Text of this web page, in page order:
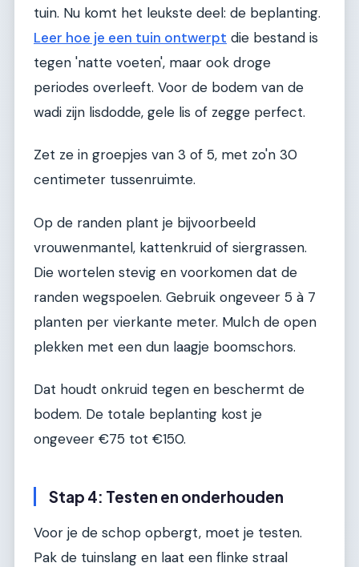
tuin. Nu komt het leukste deel: de beplanting.
Leer hoe je een tuin ontwerpt die bestand is
tegen 'natte voeten', maar ook droge
periodes overleeft. Voor de bodem van de
wadi zijn lisdodde, gele lis of zegge perfect.
Zet ze in groepjes van 3 of 5, met zo'n 30
centimeter tussenruimte.
Op de randen plant je bijvoorbeeld
vrouwenmantel, kattenkruid of siergrassen.
Die wortelen stevig en voorkomen dat de
randen wegspoelen. Gebruik ongeveer 5 à 7
planten per vierkante meter. Mulch de open
plekken met een dun laagje boomschors.
Dat houdt onkruid tegen en beschermt de
bodem. De totale beplanting kost je
ongeveer €75 tot €150.
Stap 4: Testen en onderhouden
Voor je de schop opbergt, moet je testen.
Pak de tuinslang en laat een flinke straal